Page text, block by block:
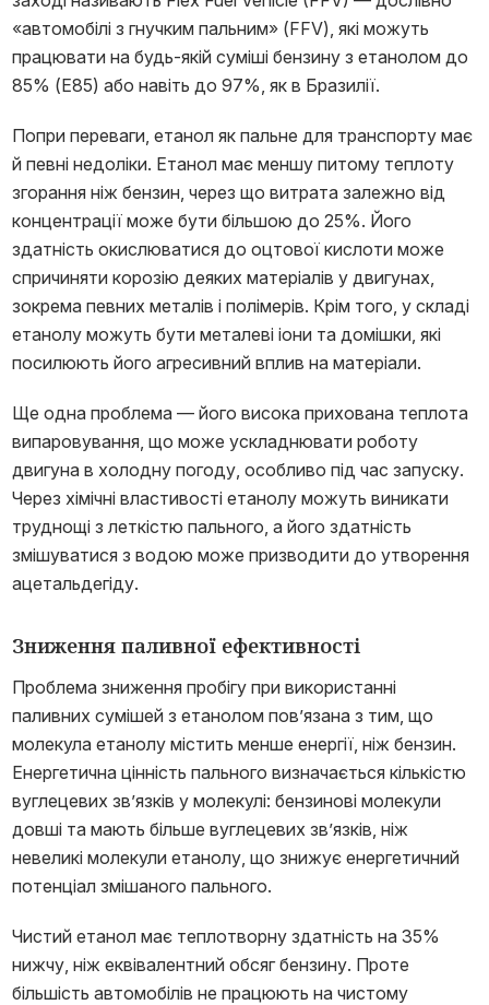
«автомобілі з гнучким пальним» (FFV), які можуть
працювати на будь-якій суміші бензину з етанолом до
85% (E85) або навіть до 97%, як в Бразилії.
Попри переваги, етанол як пальне для транспорту має
й певні недоліки. Етанол має меншу питому теплоту
згорання ніж бензин, через що витрата залежно від
концентрації може бути більшою до 25%. Його
здатність окислюватися до оцтової кислоти може
спричиняти корозію деяких матеріалів у двигунах,
зокрема певних металів і полімерів. Крім того, у складі
етанолу можуть бути металеві іони та домішки, які
посилюють його агресивний вплив на матеріали.
Ще одна проблема — його висока прихована теплота
випаровування, що може ускладнювати роботу
двигуна в холодну погоду, особливо під час запуску.
Через хімічні властивості етанолу можуть виникати
труднощі з леткістю пального, а його здатність
змішуватися з водою може призводити до утворення
ацетальдегіду.
Зниження паливної ефективності
Проблема зниження пробігу при використанні
паливних сумішей з етанолом пов’язана з тим, що
молекула етанолу містить менше енергії, ніж бензин.
Енергетична цінність пального визначається кількістю
вуглецевих зв’язків у молекулі: бензинові молекули
довші та мають більше вуглецевих зв’язків, ніж
невеликі молекули етанолу, що знижує енергетичний
потенціал змішаного пального.
Чистий етанол має теплотворну здатність на 35%
нижчу, ніж еквівалентний обсяг бензину. Проте
більшість автомобілів не працюють на чистому